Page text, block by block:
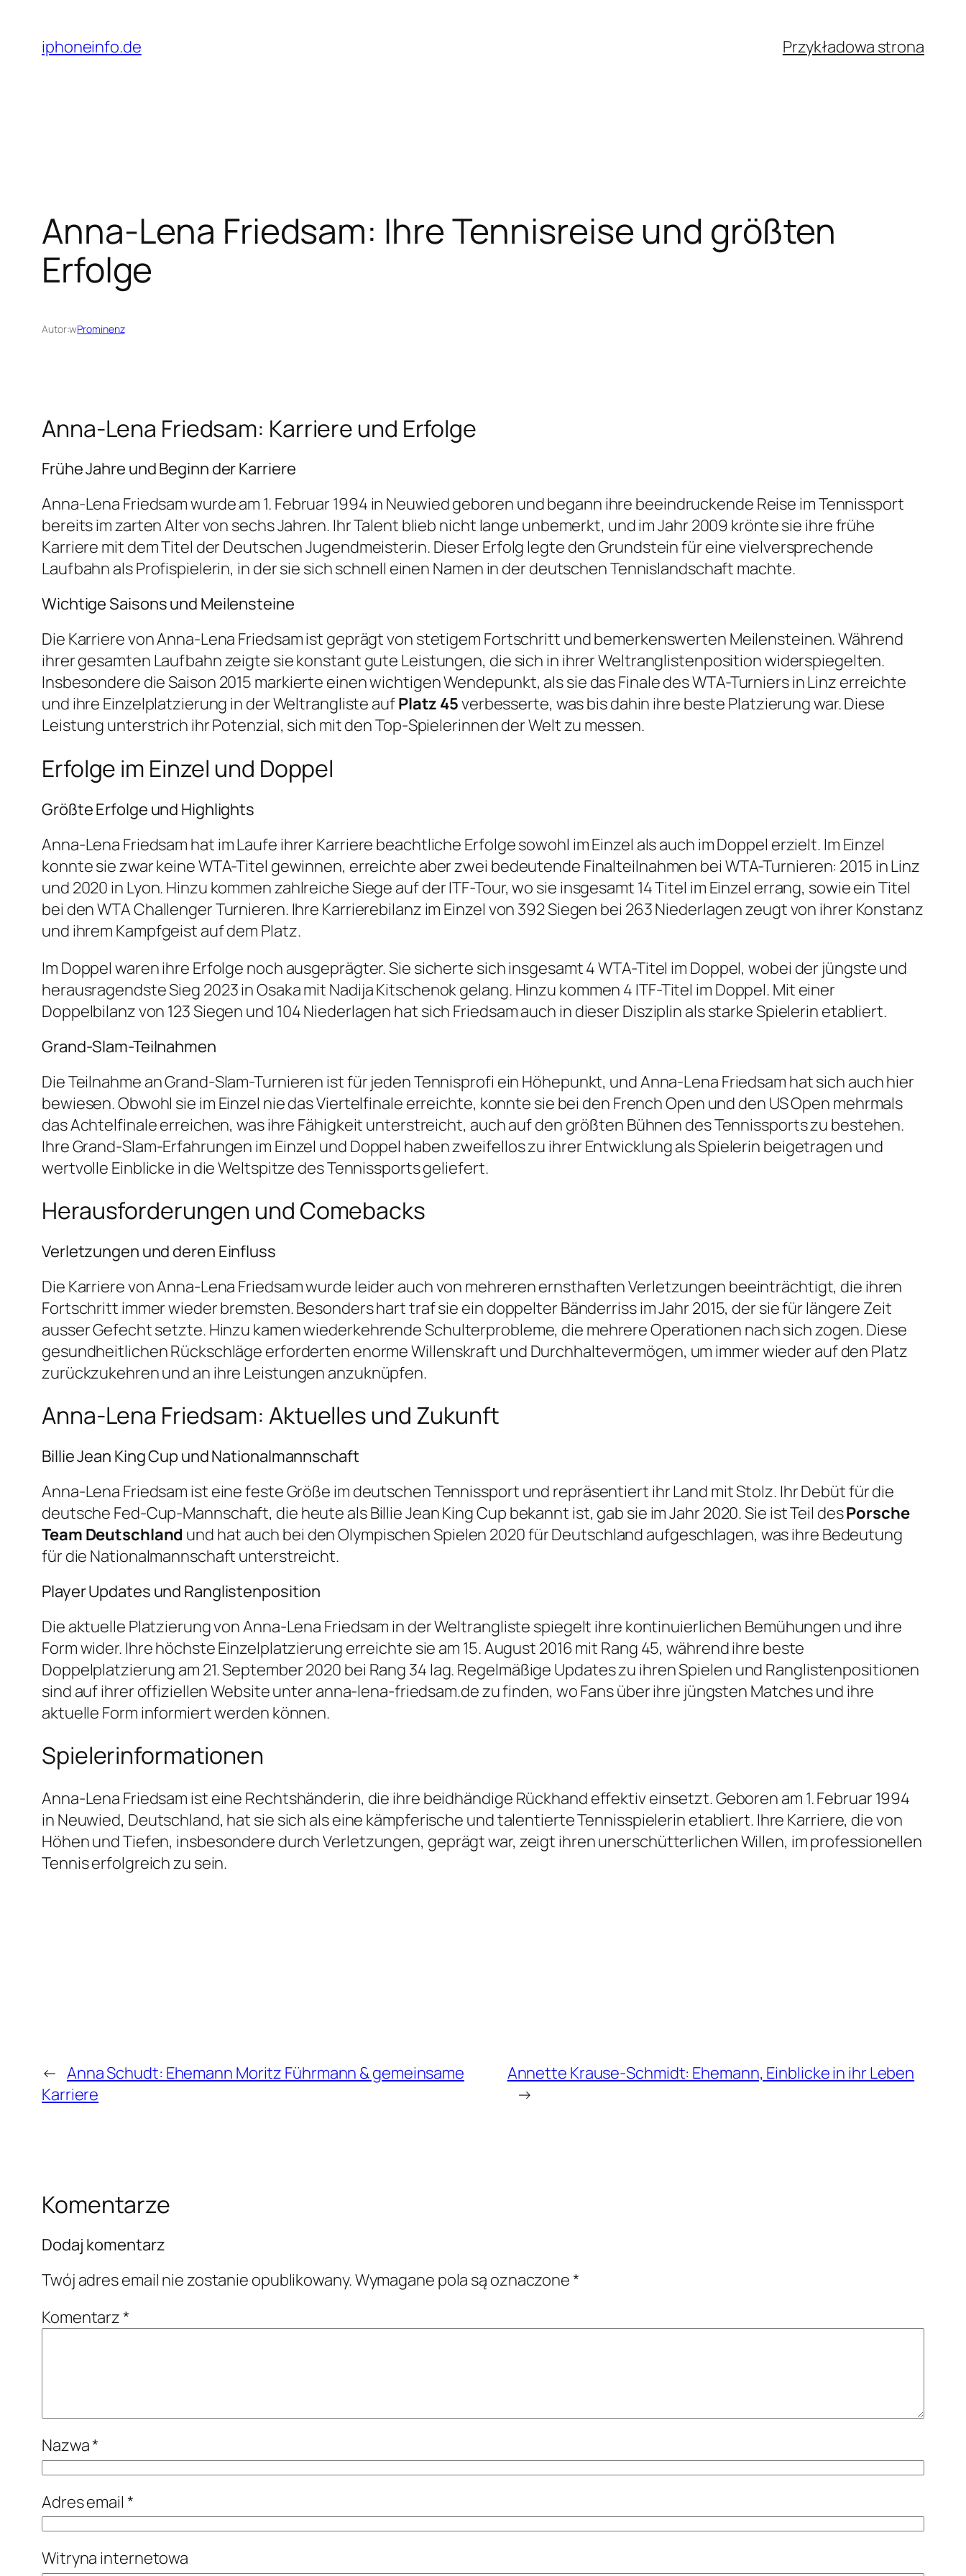
treści
iphoneinfo.de Przykładowa strona
Anna-Lena Friedsam: Ihre Tennisreise und größten
Erfolge
Autor:wProminenz
Anna-Lena Friedsam: Karriere und Erfolge
Frühe Jahre und Beginn der Karriere
Anna-Lena Friedsam wurde am 1. Februar 1994 in Neuwied geboren und begann ihre beeindruckende Reise im Tennissport
bereits im zarten Alter von sechs Jahren. Ihr Talent blieb nicht lange unbemerkt, und im Jahr 2009 krönte sie ihre frühe
Karriere mit dem Titel der Deutschen Jugendmeisterin. Dieser Erfolg legte den Grundstein für eine vielversprechende
Laufbahn als Profispielerin, in der sie sich schnell einen Namen in der deutschen Tennislandschaft machte.
Wichtige Saisons und Meilensteine
Die Karriere von Anna-Lena Friedsam ist geprägt von stetigem Fortschritt und bemerkenswerten Meilensteinen. Während
ihrer gesamten Laufbahn zeigte sie konstant gute Leistungen, die sich in ihrer Weltranglistenposition widerspiegelten.
Insbesondere die Saison 2015 markierte einen wichtigen Wendepunkt, als sie das Finale des WTA-Turniers in Linz erreichte
und ihre Einzelplatzierung in der Weltrangliste aufPlatz 45verbesserte, was bis dahin ihre beste Platzierung war. Diese
Leistung unterstrich ihr Potenzial, sich mit den Top-Spielerinnen der Welt zu messen.
Erfolge im Einzel und Doppel
Größte Erfolge und Highlights
Anna-Lena Friedsam hat im Laufe ihrer Karriere beachtliche Erfolge sowohl im Einzel als auch im Doppel erzielt. Im Einzel
konnte sie zwar keine WTA-Titel gewinnen, erreichte aber zwei bedeutende Finalteilnahmen bei WTA-Turnieren: 2015 in Linz
und 2020 in Lyon. Hinzu kommen zahlreiche Siege auf der ITF-Tour, wo sie insgesamt 14 Titel im Einzel errang, sowie ein Titel
bei den WTA Challenger Turnieren. Ihre Karrierebilanz im Einzel von 392 Siegen bei 263 Niederlagen zeugt von ihrer Konstanz
und ihrem Kampfgeist auf dem Platz.
Im Doppel waren ihre Erfolge noch ausgeprägter. Sie sicherte sich insgesamt 4 WTA-Titel im Doppel, wobei der jüngste und
herausragendste Sieg 2023 in Osaka mit Nadija Kitschenok gelang. Hinzu kommen 4 ITF-Titel im Doppel. Mit einer
Doppelbilanz von 123 Siegen und 104 Niederlagen hat sich Friedsam auch in dieser Disziplin als starke Spielerin etabliert.
Grand-Slam-Teilnahmen
Die Teilnahme an Grand-Slam-Turnieren ist für jeden Tennisprofi ein Höhepunkt, und Anna-Lena Friedsam hat sich auch hier
bewiesen. Obwohl sie im Einzel nie das Viertelfinale erreichte, konnte sie bei den French Open und den US Open mehrmals
das Achtelfinale erreichen, was ihre Fähigkeit unterstreicht, auch auf den größten Bühnen des Tennissports zu bestehen.
Ihre Grand-Slam-Erfahrungen im Einzel und Doppel haben zweifellos zu ihrer Entwicklung als Spielerin beigetragen und
wertvolle Einblicke in die Weltspitze des Tennissports geliefert.
Herausforderungen und Comebacks
Verletzungen und deren Einfluss
Die Karriere von Anna-Lena Friedsam wurde leider auch von mehreren ernsthaften Verletzungen beeinträchtigt, die ihren
Fortschritt immer wieder bremsten. Besonders hart traf sie ein doppelter Bänderriss im Jahr 2015, der sie für längere Zeit
ausser Gefecht setzte. Hinzu kamen wiederkehrende Schulterprobleme, die mehrere Operationen nach sich zogen. Diese
gesundheitlichen Rückschläge erforderten enorme Willenskraft und Durchhaltevermögen, um immer wieder auf den Platz
zurückzukehren und an ihre Leistungen anzuknüpfen.
Anna-Lena Friedsam: Aktuelles und Zukunft
Billie Jean King Cup und Nationalmannschaft
Anna-Lena Friedsam ist eine feste Größe im deutschen Tennissport und repräsentiert ihr Land mit Stolz. Ihr Debüt für die
deutsche Fed-Cup-Mannschaft, die heute als Billie Jean King Cup bekannt ist, gab sie im Jahr 2020. Sie ist Teil desPorsche
Team Deutschland und hat auch bei den Olympischen Spielen 2020 für Deutschland aufgeschlagen, was ihre Bedeutung
für die Nationalmannschaft unterstreicht.
Player Updates und Ranglistenposition
Die aktuelle Platzierung von Anna-Lena Friedsam in der Weltrangliste spiegelt ihre kontinuierlichen Bemühungen und ihre
Form wider. Ihre höchste Einzelplatzierung erreichte sie am 15. August 2016 mit Rang 45, während ihre beste
Doppelplatzierung am 21. September 2020 bei Rang 34 lag. Regelmäßige Updates zu ihren Spielen und Ranglistenpositionen
sind auf ihrer offiziellen Website unter anna-lena-friedsam.de zu finden, wo Fans über ihre jüngsten Matches und ihre
aktuelle Form informiert werden können.
Spielerinformationen
Anna-Lena Friedsam ist eine Rechtshänderin, die ihre beidhändige Rückhand effektiv einsetzt. Geboren am 1. Februar 1994
in Neuwied, Deutschland, hat sie sich als eine kämpferische und talentierte Tennisspielerin etabliert. Ihre Karriere, die von
Höhen und Tiefen, insbesondere durch Verletzungen, geprägt war, zeigt ihren unerschütterlichen Willen, im professionellen
Tennis erfolgreich zu sein.
← Anna Schudt: Ehemann Moritz Führmann & gemeinsame
Karriere
Annette Krause-Schmidt: Ehemann, Einblicke in ihr Leben
→
Komentarze
Dodaj komentarz
Twój adres email nie zostanie opublikowany.Wymagane pola są oznaczone*
Komentarz*
Nazwa*
Adres email *
Witryna internetowa